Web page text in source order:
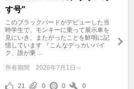
す号"
このブラックバードがデビューした当
時学生で、モンキーに乗って展示車を
見にいき、またがったことを鮮明に記
憶しています 『こんなデっカいバイ
ク、誰が乗 ...
所有期間 2026年7月1日～
21 0 0 0